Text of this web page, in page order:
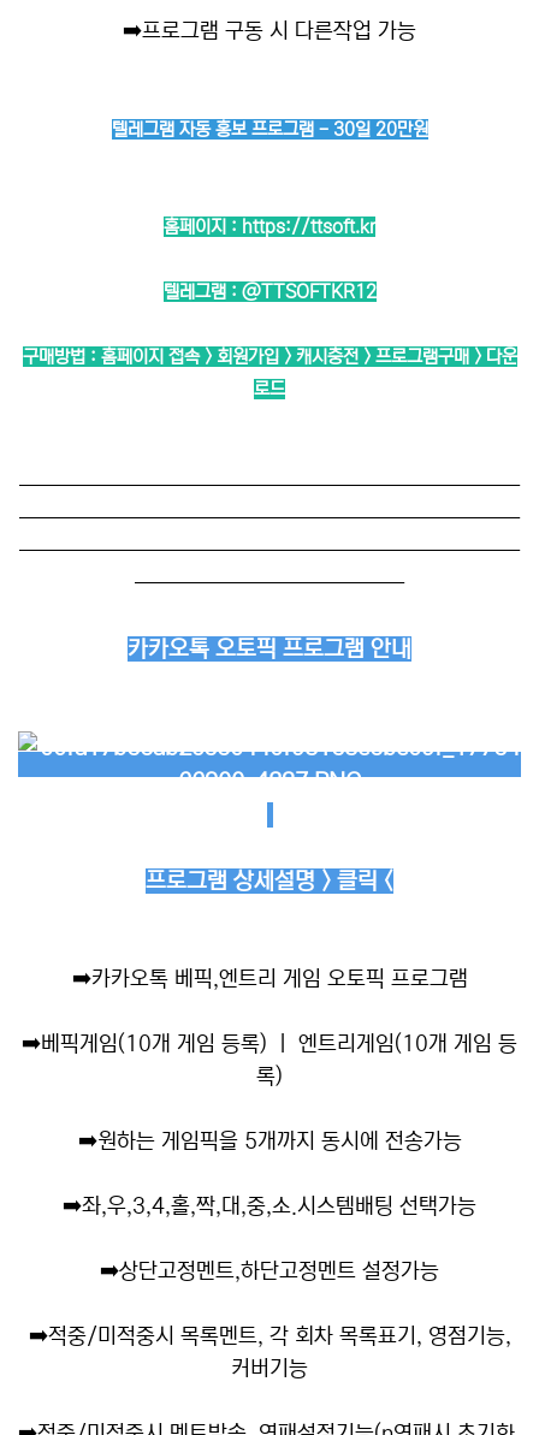
➡️프로그램 구동 시 다른작업 가능
텔레그램 자동 홍보 프로그램 - 30일 20만원
홈페이지 : https://ttsoft.kr
텔레그램 : @TTSOFTKR12
구매방법 : 홈페이지 접속 > 회원가입 > 캐시충전 > 프로그램구매 > 다운
로드
──────────────────────────
──────────────────────────
──────────────────────────
──────────────
카카오톡 오토픽 프로그램 안내
프로그램 상세설명 > 클릭 <
➡️카카오톡 베픽,엔트리 게임 오토픽 프로그램
➡️베픽게임(10개 게임 등록) ㅣ 엔트리게임(10개 게임 등
록)
➡️원하는 게임픽을 5개까지 동시에 전송가능
➡️좌,우,3,4,홀,짝,대,중,소.시스템배팅 선택가능
➡️상단고정멘트,하단고정멘트 설정가능
➡️적중/미적중시 목록멘트, 각 회차 목록표기, 영점기능,
커버기능